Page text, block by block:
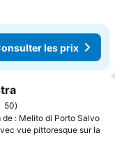
les prix
favoris
50
de : Melito di Porto Salvo
vue pittoresque sur la